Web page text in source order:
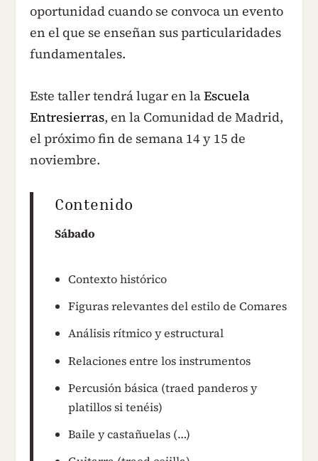
oportunidad cuando se convoca un evento
en el que se enseñan sus particularidades
fundamentales.
Este taller tendrá lugar en laEscuela
Entresierras, en la Comunidad de Madrid,
el próximo fin de semana 14 y 15 de
noviembre.
Contenido
Sábado
Contexto histórico
Figuras relevantes del estilo de Comares
Análisis rítmico y estructural
Relaciones entre los instrumentos
Percusión básica (traed panderos y
platillos si tenéis)
Baile y castañuelas (…)